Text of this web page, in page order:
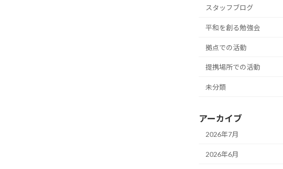
スタッフブログ
平和を創る勉強会
拠点での活動
提携場所での活動
未分類
アーカイブ
2026年7月
2026年6月